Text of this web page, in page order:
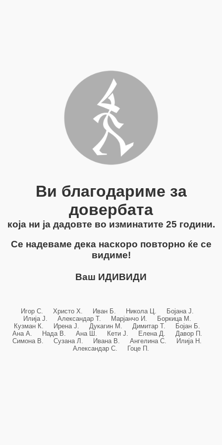
Ви благодариме за
довербата
која ни ја дадовте во изминатите 25 години.
Се надеваме дека наскоро повторно ќе се
видиме!
Ваш ИДИВИДИ
Игор С. Христо Х. Иван Б. Никола Ц. Бојана Ј.
Илија Ј. Александар Т. Марјанчо И. Боркица М.
Кузман К. Ирена Ј. Дукагин М. Димитар Т. Бојан Б.
Ана А. Нада В. Ана Ш. Кети Ј. Елена Д. Давор П.
Симона В. Сузана Л. Ивана В. Ангелина С. Илија Н.
Александар С. Гоце П.